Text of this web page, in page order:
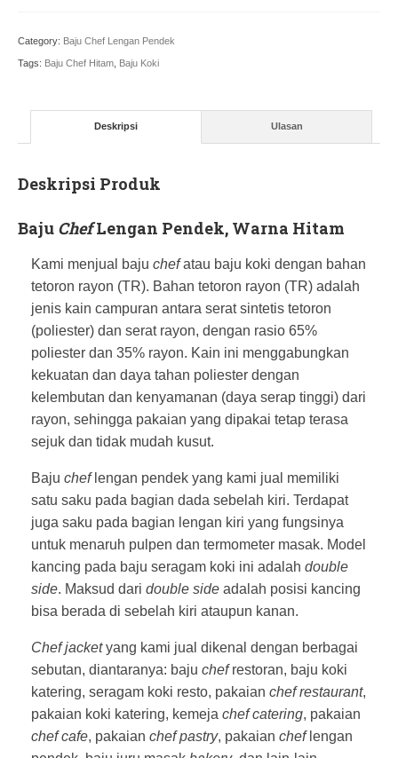
Category: Baju Chef Lengan Pendek
Tags: Baju Chef Hitam Baju Koki
Deskripsi Ulasan
Deskripsi Produk
Baju ChefLengan Pendek, Warna Hitam
Kami menjual baju chefatau baju koki dengan bahan
tetoron rayon (TR). Bahan tetoron rayon (TR) adalah
jenis kain campuran antara serat sintetis tetoron
(poliester) dan serat rayon, dengan rasio 65%
poliester dan 35% rayon. Kain ini menggabungkan
kekuatan dan daya tahan poliester dengan
kelembutan dan kenyamanan (daya serap tinggi) dari
rayon, sehingga pakaian yang dipakai tetap terasa
sejuk dan tidak mudah kusut.
Baju cheflengan pendek yang kami jual memiliki
satu saku pada bagian dada sebelah kiri. Terdapat
juga saku pada bagian lengan kiri yang fungsinya
untuk menaruh pulpen dan termometer masak. Model
kancing pada baju seragam koki ini adalah double
side. Maksud dari double side adalah posisi kancing
bisa berada di sebelah kiri ataupun kanan.
Chef jacketyang kami jual dikenal dengan berbagai
sebutan, diantaranya: baju chefrestoran, baju koki
katering, seragam koki resto, pakaian chef restaurant,
pakaian koki katering, kemeja chef catering, pakaian
chef cafe, pakaian chef pastry, pakaian cheflengan